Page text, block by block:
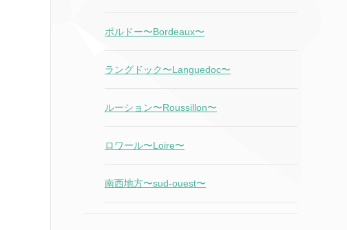
ボルドー〜Bordeaux〜
ラングドック〜Languedoc〜
ルーション〜Roussillon〜
ロワール〜Loire〜
南西地方〜sud-ouest〜